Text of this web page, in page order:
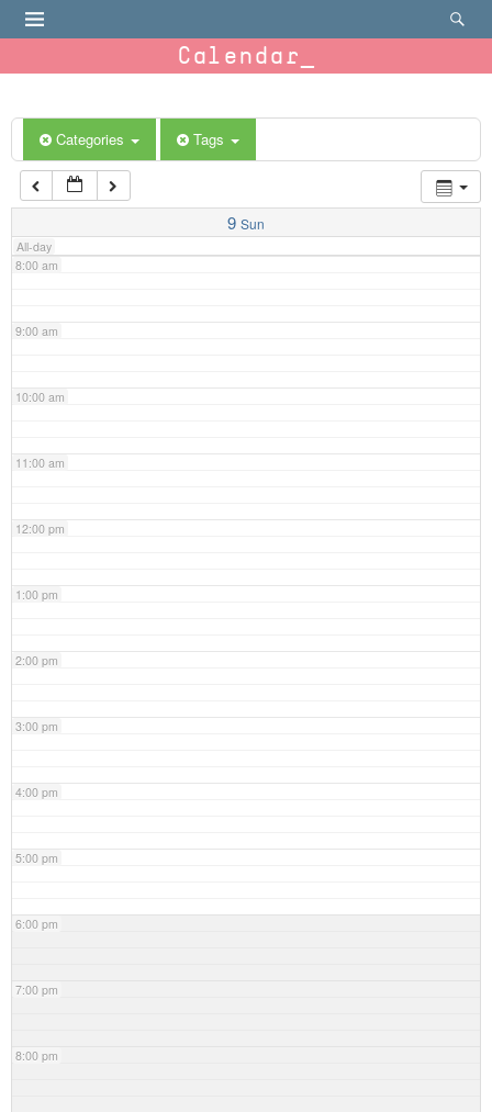
Calendar
Categories Tags
9 Sun
All-day
6:00 am
7:00 am
8:00 am
9:00 am
10:00 am
11:00 am
12:00 pm
1:00 pm
2:00 pm
3:00 pm
4:00 pm
5:00 pm
6:00 pm
7:00 pm
8:00 pm